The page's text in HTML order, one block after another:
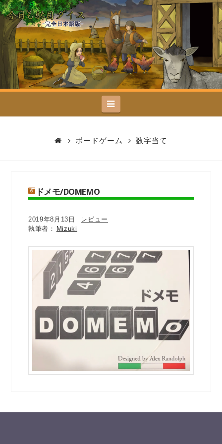
今
日
も
駄
目
Navigation
ボードゲーム 数字当て
ドメモ/DOMEMO
2019年8月13日
レビュー
Mizuki